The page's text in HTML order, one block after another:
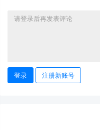
登录 注册新账号